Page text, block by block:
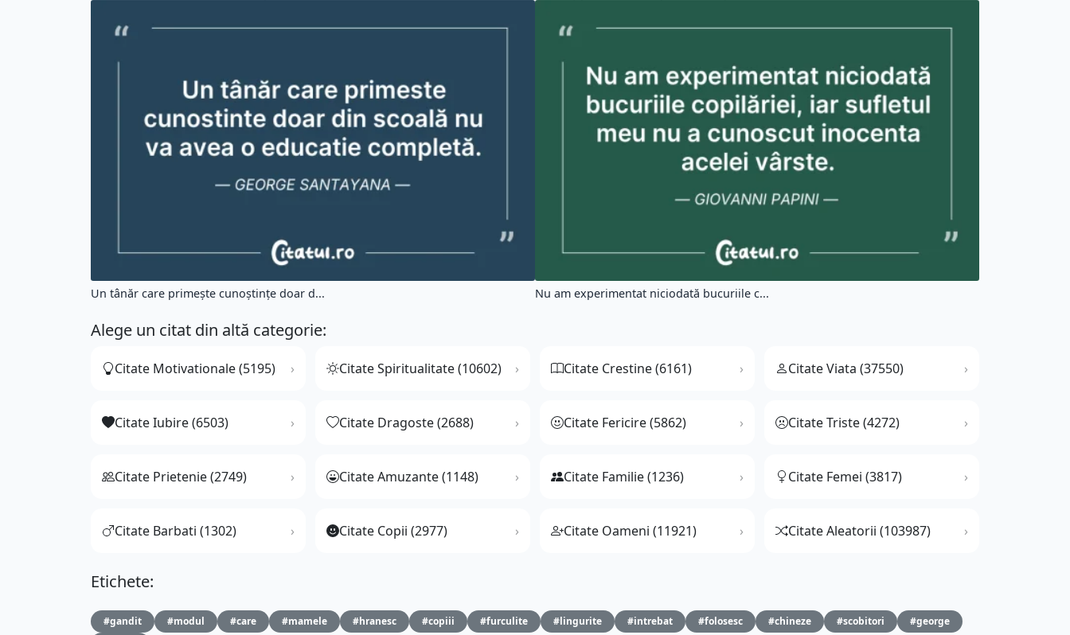
Un tânăr care primește cunoștințe doar d... Nu am experimentat niciodată bucuriile c...
Alege un citat din altă categorie:
Citate Motivationale (5195) Citate Spiritualitate (10602) Citate Crestine (6161) Citate Viata (37550)
Citate Iubire (6503) Citate Dragoste (2688) Citate Fericire (5862) Citate Triste (4272)
Citate Prietenie (2749) Citate Amuzante (1148) Citate Familie (1236) Citate Femei (3817)
Citate Barbati (1302) Citate Copii (2977) Citate Oameni (11921) Citate Aleatorii (103987)
Etichete:
#gandit #modul #care #mamele #hranesc #copiii #furculite #lingurite #intrebat #folosesc #chineze #scobitori #george